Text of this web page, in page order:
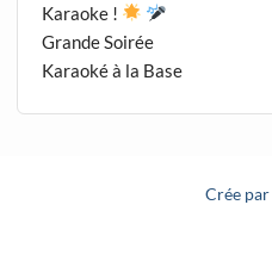
Karaoke !
Grande Soirée
Karaoké à la Base
Crée par